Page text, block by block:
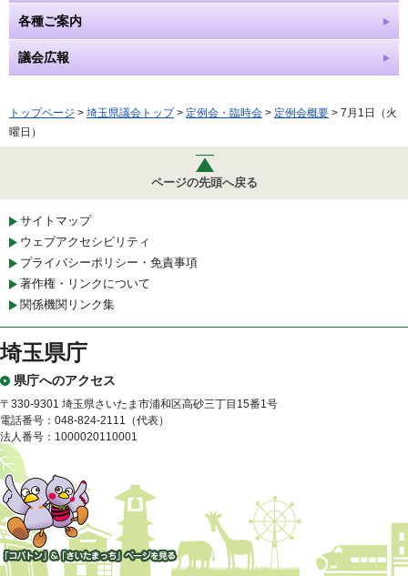
各種ご案内
議会広報
トップページ > 埼玉県議会トップ> 定例会・臨時会 > 定例会概要 > 7月1日（火
曜日）
ページの先頭へ戻る
サイトマップ
ウェブアクセシビリティ
プライバシーポリシー・免責事項
著作権・リンクについて
関係機関リンク集
埼玉県庁
県庁へのアクセス
〒330-9301 埼玉県さいたま市浦和区高砂三丁目15番1号
電話番号：048-824-2111（代表）
法人番号：1000020110001
「コバトン」&「さいたまっ